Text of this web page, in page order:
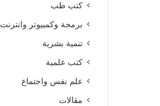
كتب طب
برمجة وكمبيوتر وانترنت
تنمية بشرية
كتب علمية
علم نفس واجتماع
مقالات